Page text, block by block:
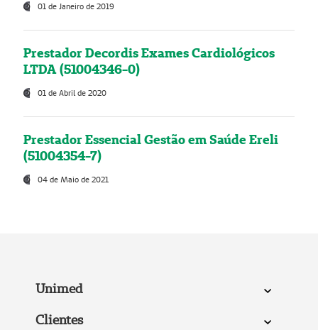
01 de Janeiro de 2019
Prestador Decordis Exames Cardiológicos
LTDA (51004346-0)
01 de Abril de 2020
Prestador Essencial Gestão em Saúde Ereli
(51004354-7)
04 de Maio de 2021
Unimed
Clientes